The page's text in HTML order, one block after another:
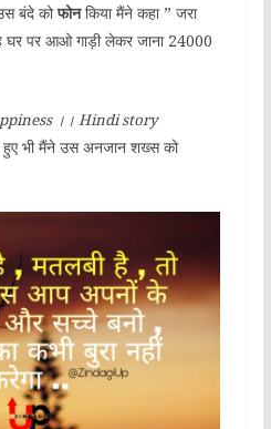
बंदे कोफोनकिया मैंने कहा ” जरा
पर आओ गाड़ी लेकर जाना 24000
।। Hindi story
भी मैंने उस अनजान शख्स को